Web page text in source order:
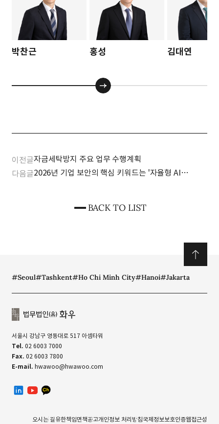
박찬근 홍성 김대연
이전글자금세탁방지 주요 업무 수행계획
BACK TO LIST
다음글2026년 기업 보안의 핵심 키워드는 '자율형 AI
#Seoul#Tashkent#Ho Chi Minh City#Hanoi#Jakarta
서울시 강남구 영동대로 517 아셈타워
Tel. 02 6003 7000
Fax. 02 6003 7800
E-mail. hwawoo@hwawoo.com
오시는 길 유한책임면책공고개인정보 처리방침국제정보보호인증웹접근성